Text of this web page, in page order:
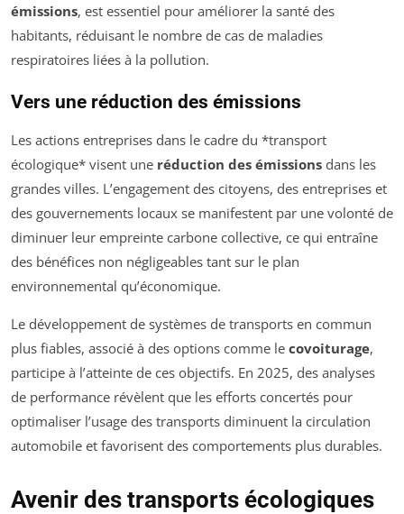
émissions, est essentiel pour améliorer la santé des
habitants, réduisant le nombre de cas de maladies
respiratoires liées à la pollution.
Vers une réduction des émissions
Les actions entreprises dans le cadre du *transport
écologique* visent une réduction des émissions dans les
grandes villes. L’engagement des citoyens, des entreprises et
des gouvernements locaux se manifestent par une volonté de
diminuer leur empreinte carbone collective, ce qui entraîne
des bénéfices non négligeables tant sur le plan
environnemental qu’économique.
Le développement de systèmes de transports en commun
plus fiables, associé à des options comme le covoiturage,
participe à l’atteinte de ces objectifs. En 2025, des analyses
de performance révèlent que les efforts concertés pour
optimaliser l’usage des transports diminuent la circulation
automobile et favorisent des comportements plus durables.
Avenir des transports écologiques